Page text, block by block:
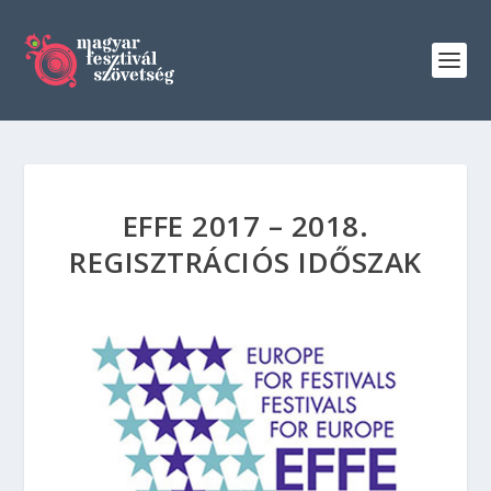
EFFE 2017 – 2018.
REGISZTRÁCIÓS IDŐSZAK